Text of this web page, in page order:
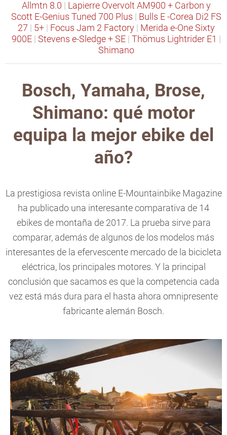
Allmtn 8.0
Lapierre Overvolt AM900 + Carbon y
Scott E-Genius Tuned 700 Plus
Bulls E -Corea Di2 FS
27
5+ Focus Jam 2 Factory
Merida e-One Sixty
900E
Stevens e-Sledge + SE Thömus Lightrider E1
Shimano
Bosch, Yamaha, Brose,
Shimano: qué motor
equipa la mejor ebike del
año?
La prestigiosa revista online E-Mountainbike Magazine
ha publicado una interesante comparativa de 14
ebikes de montaña de 2017. La prueba sirve para
comparar, además de algunos de los modelos más
interesantes de la efervescente mercado de la bicicleta
eléctrica, los principales motores. Y la principal
conclusión que sacamos es que la competencia cada
vez está más dura para el hasta ahora omnipresente
fabricante alemán Bosch.